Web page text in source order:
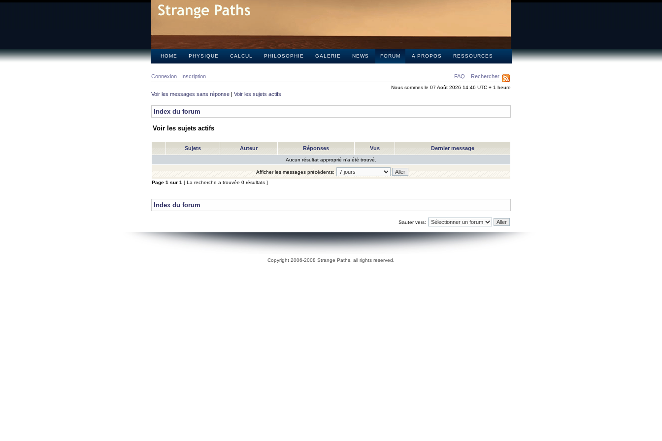
HOME PHYSIQUE CALCUL PHILOSOPHIE GALERIE NEWS FORUM A PROPOS RESSOURCES
FAQ Rechercher
Connexion Inscription
Nous sommes le 07 Août 2026 14:46 UTC + 1 heure
Voir les messages sans réponse | Voir les sujets actifs
Index du forum
Voir les sujets actifs
Sujets Auteur Réponses Vus Dernier message
Aucun résultat approprié n’a été trouvé.
Afficher les messages précédents:
Page 1 sur 1 [ La recherche a trouvée 0 résultats ]
Index du forum
Sauter vers:
Copyright 2006-2008 Strange Paths, all rights reserved.